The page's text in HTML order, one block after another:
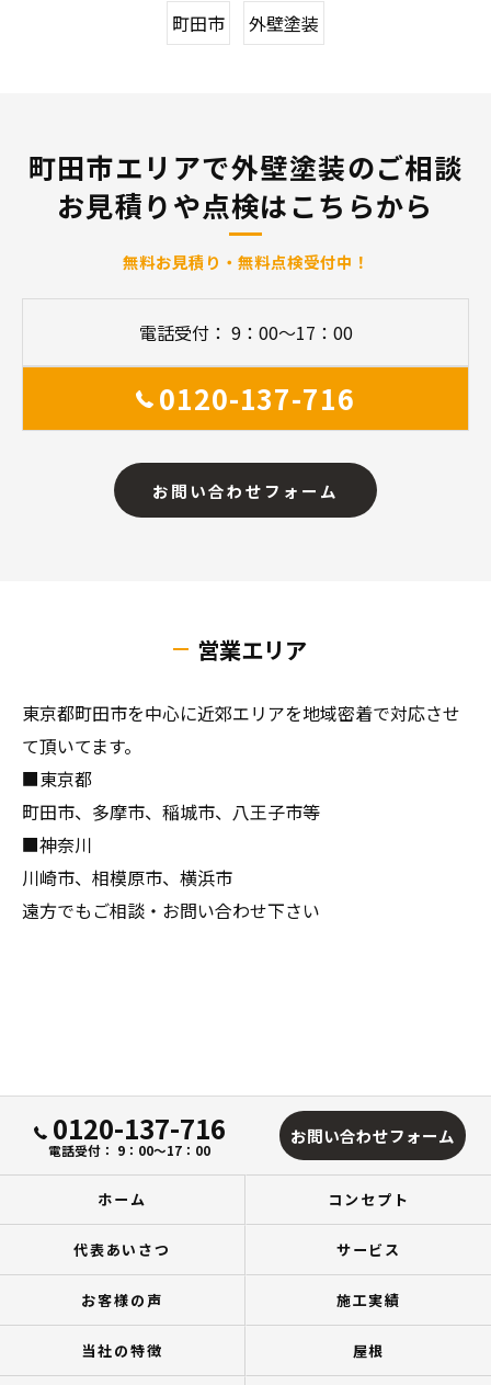
町田市 外壁塗装
無料お見積り・無料点検受付中！
町田市エリアで外壁塗装のご相談
お見積りや点検はこちらから
電話受付： 9：00～17：00
0120-137-716
お問い合わせフォーム
営業エリア
東京都町田市を中心に近郊エリアを地域密着で対応させ
て頂いてます。
■東京都
町田市、多摩市、稲城市、八王子市等
■神奈川
川崎市、相模原市、横浜市
遠方でもご相談・お問い合わせ下さい
0120-137-716
電話受付： 9：00～17：00
お問い合わせフォーム
ホーム コンセプト
代表あいさつ サービス
お客様の声 施工実績
当社の特徴 屋根